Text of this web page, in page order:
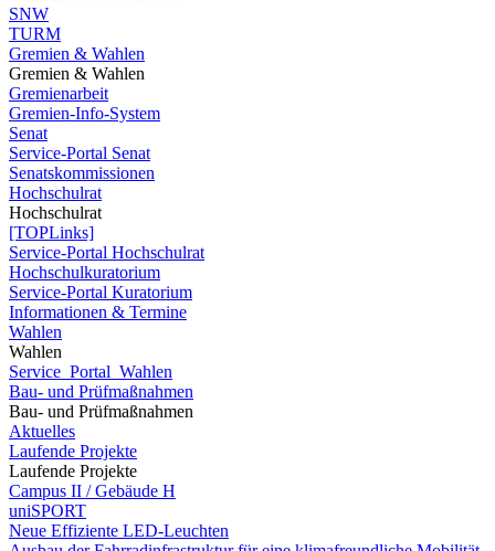
SNW
TURM
Gremien & Wahlen
Gremien & Wahlen
Gremienarbeit
Gremien-Info-System
Senat
Service-Portal Senat
Senatskommissionen
Hochschulrat
Hochschulrat
[TOPLinks]
Service-Portal Hochschulrat
Hochschulkuratorium
Service-Portal Kuratorium
Informationen & Termine
Wahlen
Wahlen
Service_Portal_Wahlen
Bau- und Prüfmaßnahmen
Bau- und Prüfmaßnahmen
Aktuelles
Laufende Projekte
Laufende Projekte
Campus II / Gebäude H
uniSPORT
Neue Effiziente LED-Leuchten